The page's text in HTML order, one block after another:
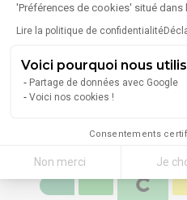
'Préférences de cookies' situé dans
Lire la politique de confidentialité
Voici pourquoi nous
Partage de données avec Google
Voici nos cookies !
Consentements
Non merci Je
Axeptio consent
Plateforme de Gestion du C